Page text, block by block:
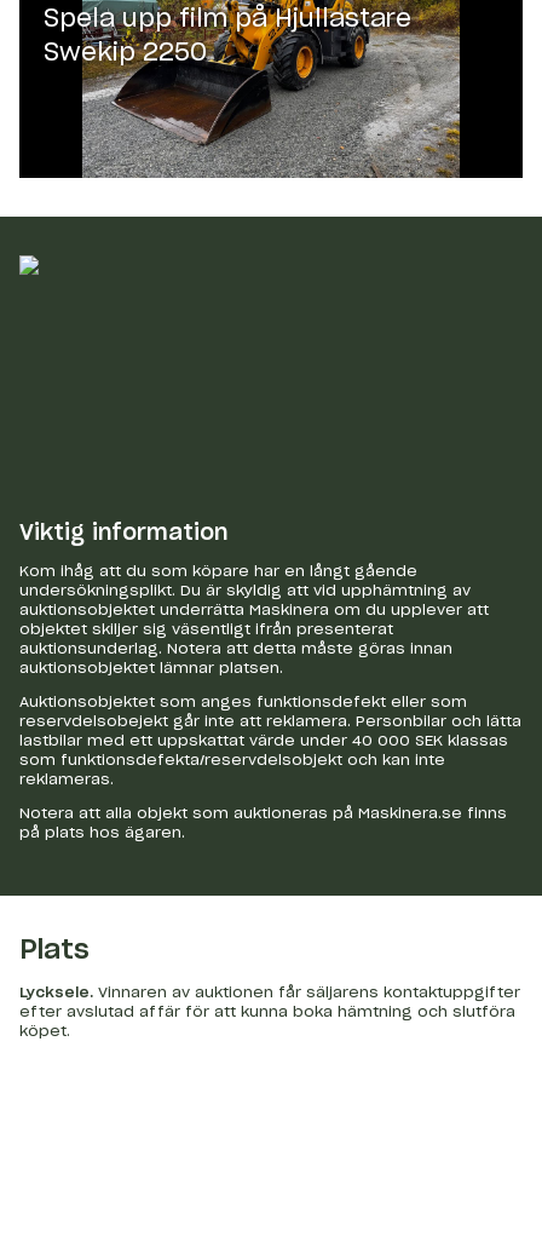
Spela upp film påHjullastare
Swekip 2250
Viktig information
Kom ihåg att du som köpare har en långt gående
undersökningsplikt. Du är skyldig att vid upphämtning av
auktionsobjektet underrätta Maskinera om du upplever att
objektet skiljer sig väsentligt ifrån presenterat
auktionsunderlag. Notera att detta måste göras innan
auktionsobjektet lämnar platsen.
Auktionsobjektet som anges funktionsdefekt eller som
reservdelsobejekt går inte att reklamera. Personbilar och lätta
lastbilar med ett uppskattat värde under 40 000 SEK klassas
som funktionsdefekta/reservdelsobjekt och kan inte
reklameras.
Notera att alla objekt som auktioneras på Maskinera.se finns
på plats hos ägaren.
Plats
Lycksele. Vinnaren av auktionen får säljarens kontaktuppgifter
efter avslutad affär för att kunna boka hämtning och slutföra
köpet.